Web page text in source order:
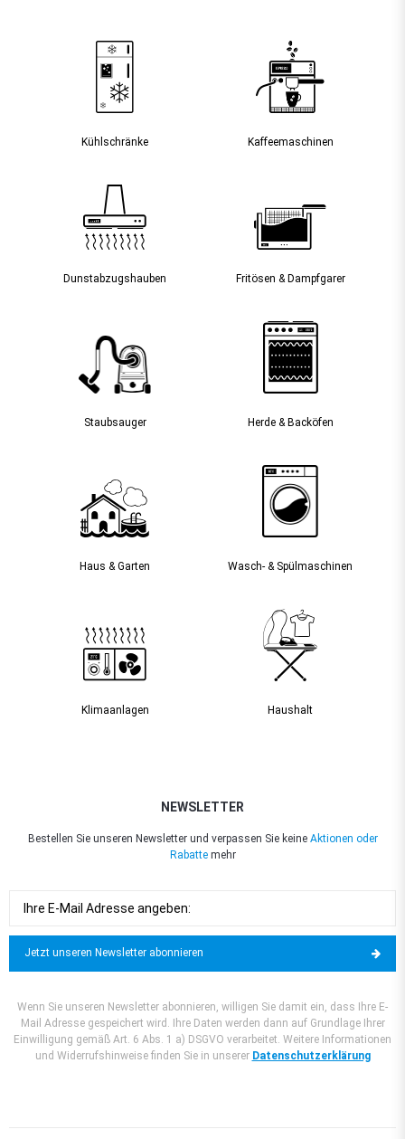
Kühlschränke Kaffee­maschinen
Dunst­abzugs­hauben Fritösen & Dampfgarer
Staubsauger­ Herde & Backöfen
Haus & Garten Wasch- & Spülmaschinen
Klimaanlagen Haushalt
NEWSLETTER
Bestellen Sie unseren Newsletter und verpassen Sie keine Aktionen oder
Rabattemehr
Jetzt unseren Newsletter abonnieren
Wenn Sie unseren Newsletter abonnieren, willigen Sie damit ein, dass Ihre E-
Mail Adresse gespeichert wird. Ihre Daten werden dann auf Grundlage Ihrer
Einwilligung gemäß Art. 6 Abs. 1 a) DSGVO verarbeitet. Weitere Informationen
und Widerrufshinweise finden Sie in unserer Datenschutzerklärung